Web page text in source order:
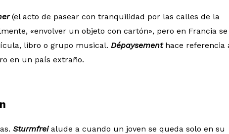
(el acto de pasear con tranquilidad por las calles de la
«envolver un objeto con cartón», pero en Francia se
libro o grupo musical. Dépaysement hace referencia
en un país extraño.
Sturmfreialude a cuando un joven se queda solo en su